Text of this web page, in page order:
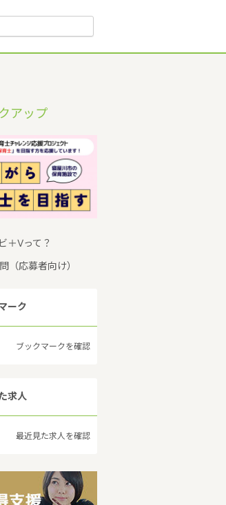
アップ
＋Vって？
（応募者向け）
ーク
ブックマークを確認
求人
最近見た求人を確認